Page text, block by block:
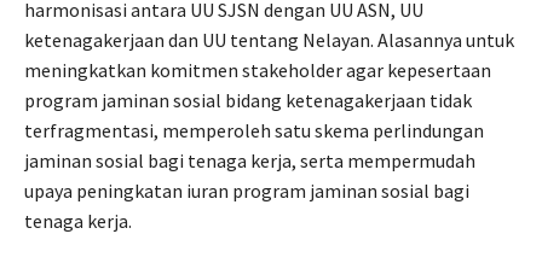
harmonisasi antara UU SJSN dengan UU ASN, UU
ketenagakerjaan dan UU tentang Nelayan. Alasannya untuk
meningkatkan komitmen stakeholder agar kepesertaan
program jaminan sosial bidang ketenagakerjaan tidak
terfragmentasi, memperoleh satu skema perlindungan
jaminan sosial bagi tenaga kerja, serta mempermudah
upaya peningkatan iuran program jaminan sosial bagi
tenaga kerja.